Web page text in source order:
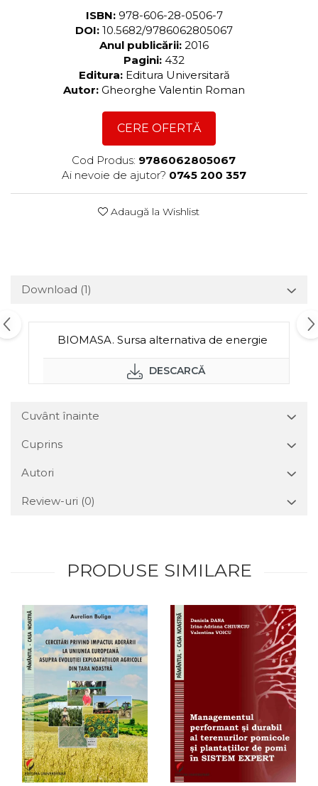
ISBN: 978-606-28-0506-7
DOI: 10.5682/9786062805067
Anul publicării: 2016
Pagini: 432
Editura: Editura Universitară
Autor: Gheorghe Valentin Roman
CERE OFERTĂ
Cod Produs: 9786062805067
Ai nevoie de ajutor? 0745 200 357
Adaugă la Wishlist
Download (1)
BIOMASA. Sursa alternativa de energie
DESCARCĂ
Cuvânt înainte
Cuprins
Autori
Review-uri (0)
PRODUSE SIMILARE